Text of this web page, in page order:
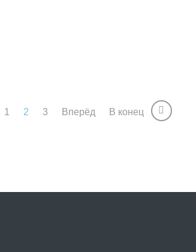
1 2 3 Вперёд В конец